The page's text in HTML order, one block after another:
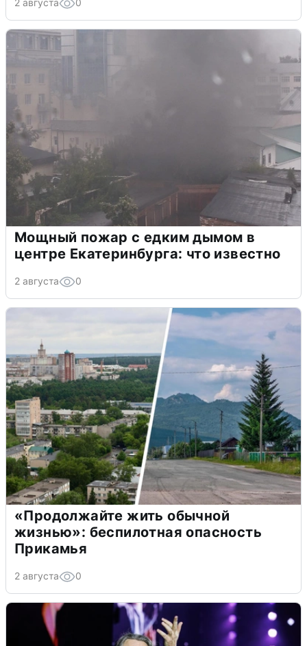
2 августа 0
Мощный пожар с едким дымом в
центре Екатеринбурга: что известно
2 августа 0
«Продолжайте жить обычной
жизнью»: беспилотная опасность
Прикамья
2 августа 0